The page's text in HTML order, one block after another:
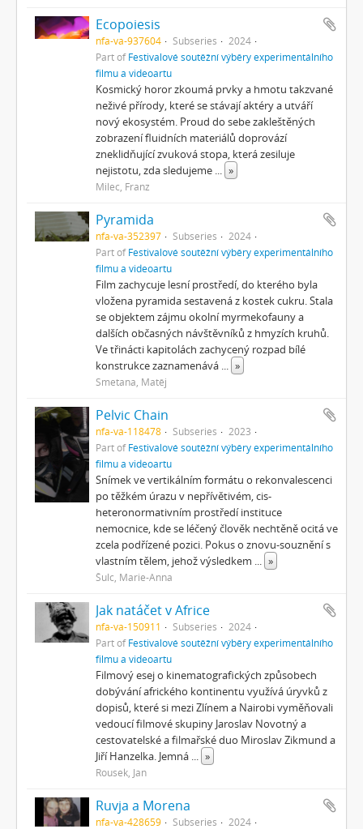
Ecopoiesis
nfa-va-937604 Subseries
2024
Part ofFestivalové soutěžní výběry experimentálního
filmu a videoartu
Kosmický horor zkoumá prvky a hmotu takzvané
neživé přírody, které se stávají aktéry a utváří
nový ekosystém. Proud do sebe zakleštěných
zobrazení fluidních materiálů doprovází
zneklidňující zvuková stopa, která zesiluje
nejistotu, zda sledujeme ... »
Milec, Franz
Pyramida
nfa-va-352397 Subseries
2024
Part ofFestivalové soutěžní výběry experimentálního
filmu a videoartu
Film zachycuje lesní prostředí, do kterého byla
vložena pyramida sestavená z kostek cukru. Stala
se objektem zájmu okolní myrmekofauny a
dalších občasných návštěvníků z hmyzích kruhů.
Ve třinácti kapitolách zachycený rozpad bílé
konstrukce zaznamenává ... »
Smetana, Matěj
Pelvic Chain
nfa-va-118478 Subseries
2023
Part ofFestivalové soutěžní výběry experimentálního
filmu a videoartu
Snímek ve vertikálním formátu o rekonvalescenci
po těžkém úrazu v nepřívětivém, cis-
heteronormativním prostředí instituce
nemocnice, kde se léčený člověk nechtěně ocitá ve
zcela podřízené pozici. Pokus o znovu-souznění s
vlastním tělem, jehož výsledkem ... »
Šulc, Marie-Anna
Jak natáčet v Africe
nfa-va-150911 Subseries
2024
Part ofFestivalové soutěžní výběry experimentálního
filmu a videoartu
Filmový esej o kinematografických způsobech
dobývání afrického kontinentu využívá úryvků z
dopisů, které si mezi Zlínem a Nairobi vyměňovali
vedoucí filmové skupiny Jaroslav Novotný a
cestovatelské a filmařské duo Miroslav Zikmund a
Jiří Hanzelka. Jemná ... »
Rousek, Jan
Ruvja a Morena
nfa-va-428659 Subseries
2024